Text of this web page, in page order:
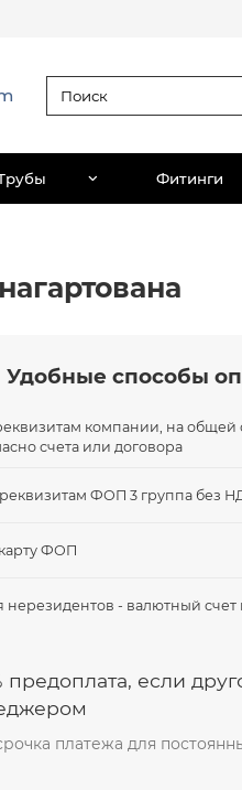
Фитинги
Удобные способы
компании, на
счета или договора
ФОП 3 группа без
ФОП
нерезидентов - валютный счет
предоплата, если
платежа для